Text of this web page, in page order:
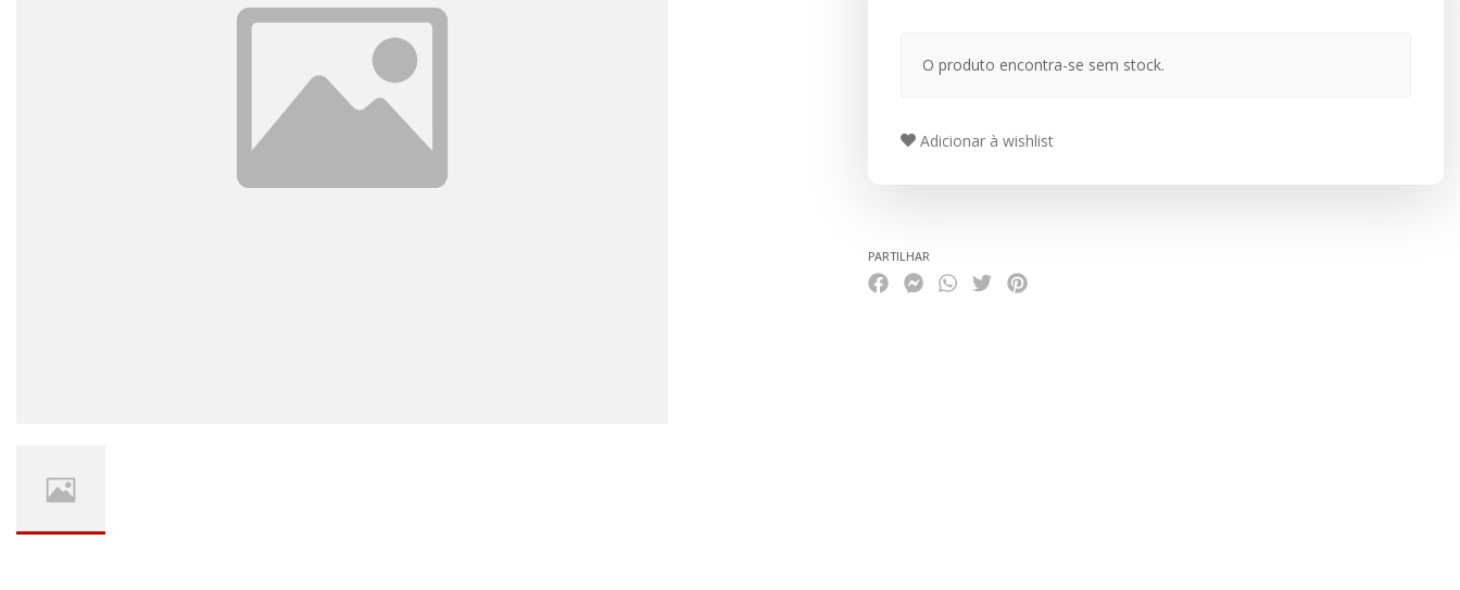
O produto encontra-se sem stock.
Adicionar à wishlist
PARTILHAR